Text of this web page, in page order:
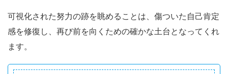
可視化された努力の跡を眺めることは、傷ついた自己肯定
感を修復し、再び前を向くための確かな土台となってくれ
ます。